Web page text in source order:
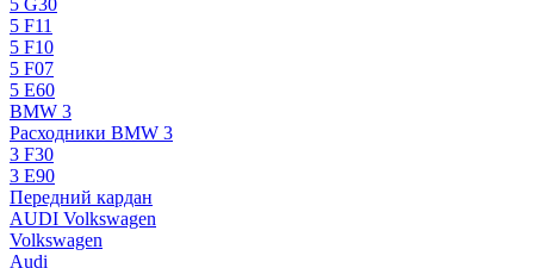
5 G30
5 F11
5 F10
5 F07
5 E60
BMW 3
Расходники BMW 3
3 F30
3 E90
Передний кардан
AUDI Volkswagen
Volkswagen
Audi